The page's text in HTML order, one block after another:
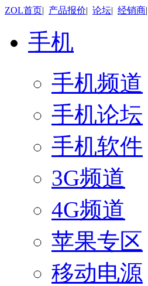
ZOL首页| 产品报价| 论坛| 经销商|
手机
手机频道
手机论坛
手机软件
3G频道
4G频道
苹果专区
移动电源